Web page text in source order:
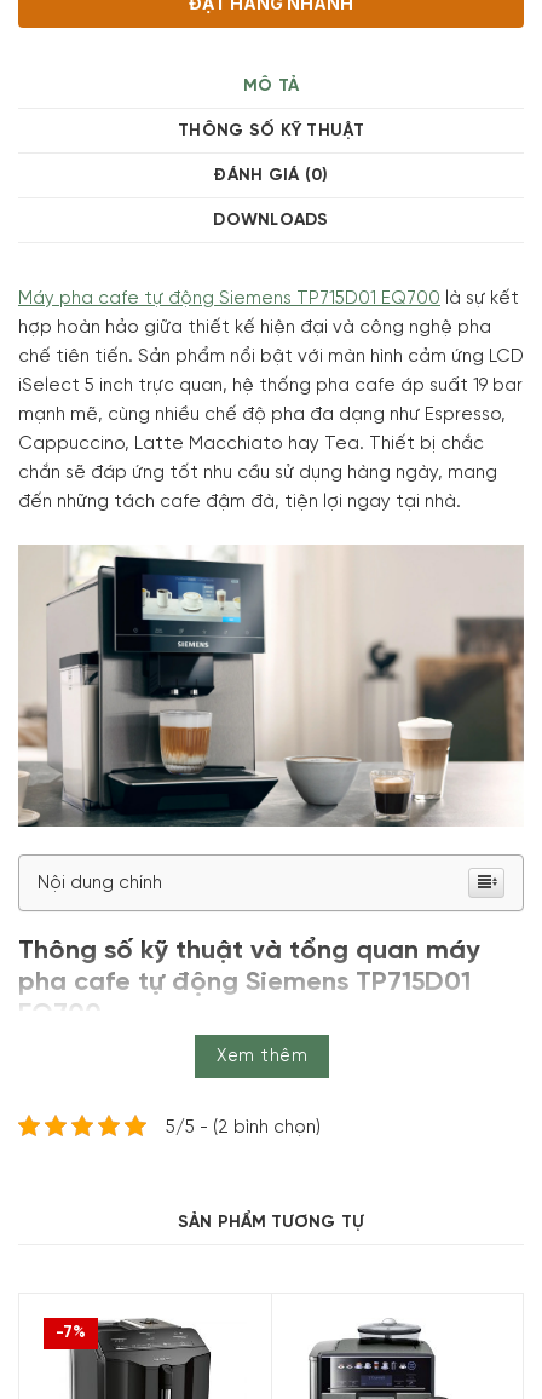
MÔ TẢ
THÔNG SỐ KỸ THUẬT
ĐÁNH GIÁ (0)
DOWNLOADS
Máy pha cafe tự động Siemens TP715D01 EQ700 là sự kết
hợp hoàn hảo giữa thiết kế hiện đại và công nghệ pha
chế tiên tiến. Sản phẩm nổi bật với màn hình cảm ứng LCD
iSelect 5 inch trực quan, hệ thống pha cafe áp suất 19 bar
mạnh mẽ, cùng nhiều chế độ pha đa dạng như Espresso,
Cappuccino, Latte Macchiato hay Tea. Thiết bị chắc
chắn sẽ đáp ứng tốt nhu cầu sử dụng hàng ngày, mang
đến những tách cafe đậm đà, tiện lợi ngay tại nhà.
Nội dung chính
Thông số kỹ thuật và tổng quan máy
pha cafe tự động Siemens TP715D01
EQ700
Thông số kỹ thuật
Thương
hiệu
Siemens
Máy pha cà phê tự động
Dung tích
ngăn
đựng
320 g hạt cà phê
Xem thêm
5/5 - (2 bình chọn)
SẢN PHẨM TƯƠNG TỰ
-7%